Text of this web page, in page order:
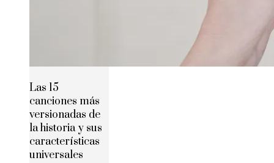
Las 15
canciones más
versionadas de
la historia y sus
características
universales